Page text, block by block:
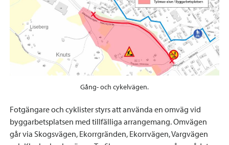
Gång- och cykelvägen.
Fotgängare och cyklister styrs att använda en omväg vid
byggarbetsplatsen med tillfälliga arrangemang. Omvägen
går via Skogsvägen, Ekorrgränden, Ekorrvägen, Vargvägen